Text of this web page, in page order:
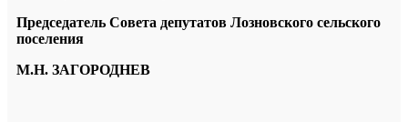
Председатель Совета депутатов Лозновского сельского
поселения
М.Н. ЗАГОРОДНЕВ